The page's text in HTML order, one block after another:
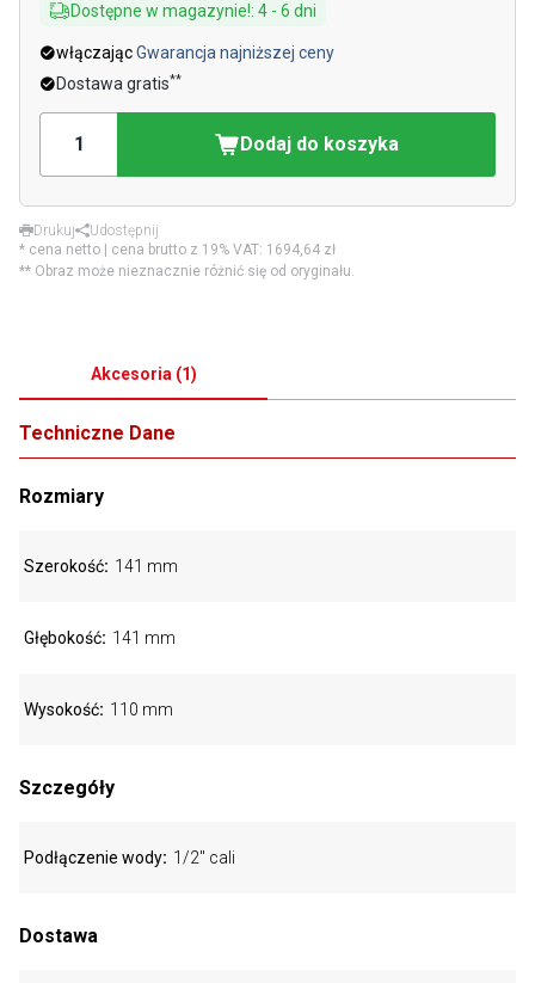
Dostępne w magazynie!: 4 - 6 dni
włączającGwarancja najniższej ceny
Dostawa gratis**
Dodaj do koszyka
Drukuj
Udostępnij
* cena netto | cena brutto z 19% VAT: 1694,64 zł
** Obraz może nieznacznie różnić się od oryginału.
Akcesoria (1)
Techniczne Dane
Rozmiary
Szerokość 141 mm
Głębokość 141 mm
Wysokość 110 mm
Szczegóły
Podłączenie wody 1/2" cali
Dostawa